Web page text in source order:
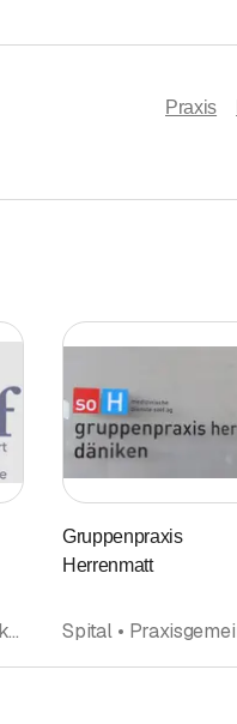
Praxis
Frauenarzt • Frauenkrankheiten und Geburtshilfe (Gynäkologie und Geburtshilfe) • Praxis • Praxis • Psychosomatische und Psychosoziale Medizin • Ärzte
Gruppenpraxis
Herrenmatt